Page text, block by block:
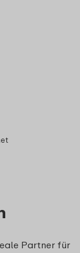
Partner für